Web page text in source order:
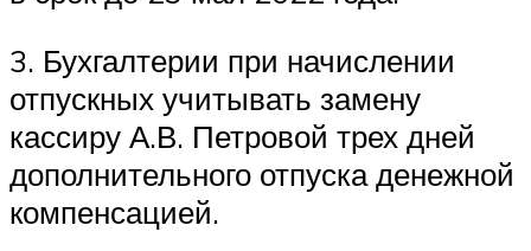
3. Бухгалтерии при начислении
отпускных учитывать замену
кассиру А.В. Петровой трех дней
дополнительного отпуска денежной
компенсацией.